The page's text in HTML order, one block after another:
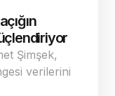
Şimşek,
verilerini